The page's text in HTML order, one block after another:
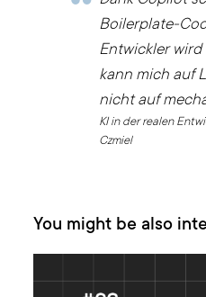
Boilerplate-
Entwickler
kann mich auf
nicht auf
KI in der realen
Czmiel
You might be also